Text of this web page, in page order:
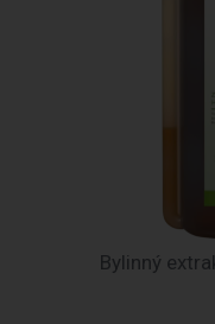
Bylinný